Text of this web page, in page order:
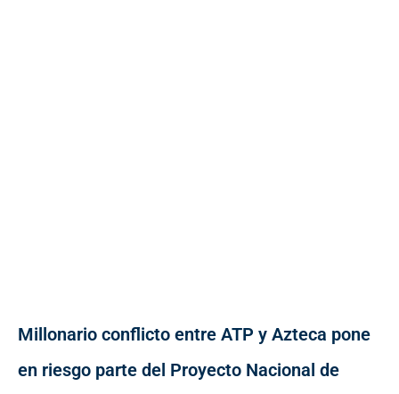
Millonario conflicto entre ATP y Azteca pone
en riesgo parte del Proyecto Nacional de